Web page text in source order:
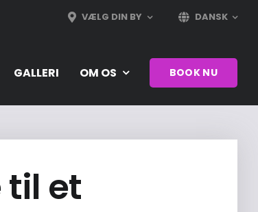
VÆLG DIN BY DANSK
GALLERI OM OS BOOK NU
et